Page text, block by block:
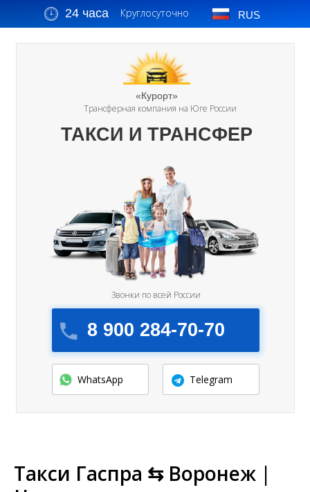
24 часа Круглосуточно RUS
«Курорт»
Трансферная компания на Юге России
8 900 284-70-70
Звонки по всей России
ТАКСИ И ТРАНСФЕР
WhatsApp Telegram
Такси Гаспра ⇆ Воронеж |